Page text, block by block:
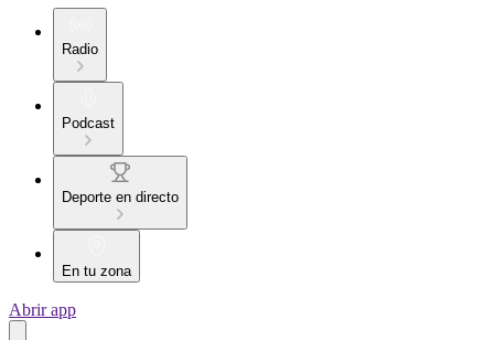
Radio
Podcast
Deporte en directo
En tu zona
Abrir app